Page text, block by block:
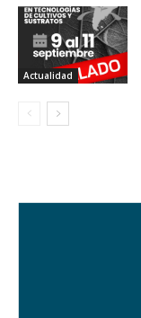
Actualidad